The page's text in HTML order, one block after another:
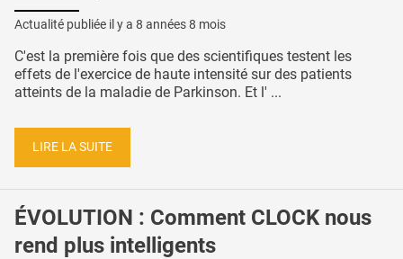
Actualité publiée il y a 8 années 8 mois
C'est la première fois que des scientifiques testent les
effets de l'exercice de haute intensité sur des patients
atteints de la maladie de Parkinson. Et l' ...
LIRE LA SUITE
ÉVOLUTION : Comment CLOCK nous
rend plus intelligents